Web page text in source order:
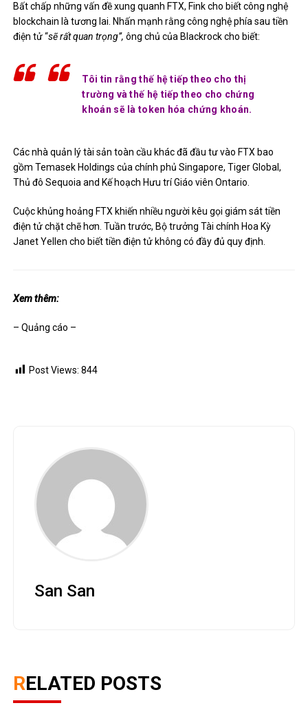
Bất chấp những vấn đề xung quanh FTX, Fink cho biết công nghệ
blockchain là tương lai. Nhấn mạnh rằng công nghệ phía sau tiền
điện tử “sẽ rất quan trọng”, ông chủ của Blackrock cho biết:
Tôi tin rằng thế hệ tiếp theo cho thị
trường và thế hệ tiếp theo cho chứng
khoán sẽ là token hóa chứng khoán.
Các nhà quản lý tài sản toàn cầu khác đã đầu tư vào FTX bao
gồm Temasek Holdings của chính phủ Singapore, Tiger Global,
Thủ đô Sequoia and Kế hoạch Hưu trí Giáo viên Ontario
Cuộc khủng hoảng FTX khiến nhiều người kêu gọigiám sát tiền
điện tử chặt chẽ hơn . Tuần trước, Bộ trưởng Tài chính Hoa Kỳ
Janet Yellen cho biết tiền điện tử không có đầy đủ quy định.
Xem thêm:
– Quảng cáo –
Post Views: 844
San San
RELATED POSTS